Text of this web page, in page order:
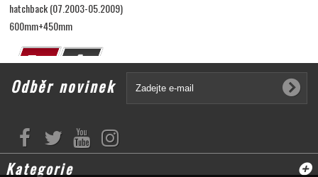
hatchback (07.2003-05.2009)
600mm+450mm
Odběr novinek
Kategorie